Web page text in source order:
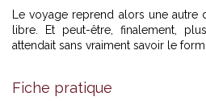
Le voyage reprend alors une autre
libre. Et peut-être, finalement,
attendait sans vraiment savoir le
Fiche pratique